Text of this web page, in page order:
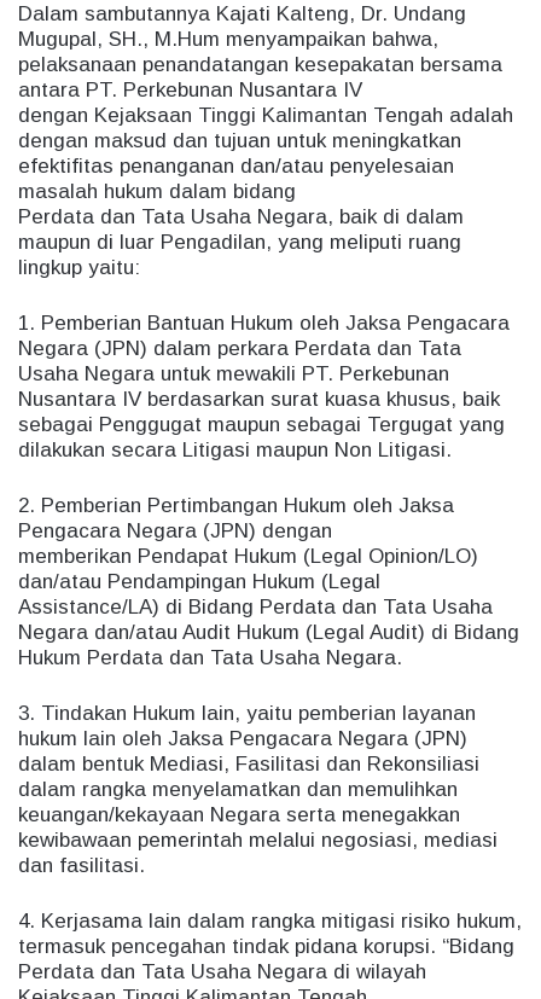
Dalam sambutannya Kajati Kalteng, Dr. Undang
Mugupal, SH., M.Hum menyampaikan bahwa,
pelaksanaan penandatangan kesepakatan bersama
antara PT. Perkebunan Nusantara IV
dengan Kejaksaan Tinggi Kalimantan Tengah adalah
dengan maksud dan tujuan untuk meningkatkan
efektifitas penanganan dan/atau penyelesaian
masalah hukum dalam bidang
Perdata dan Tata Usaha Negara, baik di dalam
maupun di luar Pengadilan, yang meliputi ruang
lingkup yaitu:
1. Pemberian Bantuan Hukum oleh Jaksa Pengacara
Negara (JPN) dalam perkara Perdata dan Tata
Usaha Negara untuk mewakili PT. Perkebunan
Nusantara IV berdasarkan surat kuasa khusus, baik
sebagai Penggugat maupun sebagai Tergugat yang
dilakukan secara Litigasi maupun Non Litigasi.
2. Pemberian Pertimbangan Hukum oleh Jaksa
Pengacara Negara (JPN) dengan
memberikan Pendapat Hukum (Legal Opinion/LO)
dan/atau Pendampingan Hukum (Legal
Assistance/LA) di Bidang Perdata dan Tata Usaha
Negara dan/atau Audit Hukum (Legal Audit) di Bidang
Hukum Perdata dan Tata Usaha Negara.
3. Tindakan Hukum lain, yaitu pemberian layanan
hukum lain oleh Jaksa Pengacara Negara (JPN)
dalam bentuk Mediasi, Fasilitasi dan Rekonsiliasi
dalam rangka menyelamatkan dan memulihkan
keuangan/kekayaan Negara serta menegakkan
kewibawaan pemerintah melalui negosiasi, mediasi
dan fasilitasi.
4. Kerjasama lain dalam rangka mitigasi risiko hukum,
termasuk pencegahan tindak pidana korupsi. “Bidang
Perdata dan Tata Usaha Negara di wilayah